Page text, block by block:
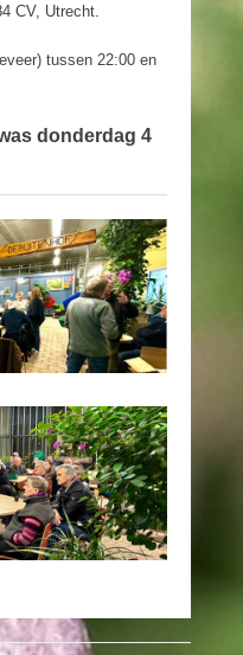
CV, Utrecht.
tussen 22:00 en
donderdag 4